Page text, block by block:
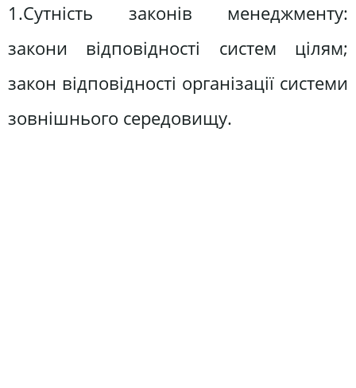
1.Сутність законів менеджменту:
закони відповідності систем цілям;
закон відповідності організації системи
зовнішнього середовищу.